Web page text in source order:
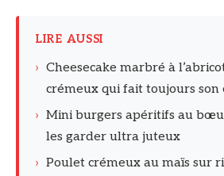
LIRE AUSSI
› Cheesecake marbré à
crémeux qui fait toujours son
› Mini burgers apéritifs au
les garder ultra juteux
› Poulet crémeux au maïs sur